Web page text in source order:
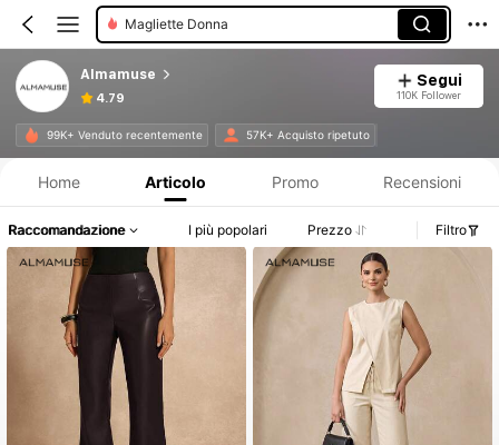
Camicette E Camicie Da Donna
Abbigliamento Donna A Due Pezzi
Body Da Donna
Trench Da Donna
Leggings Da Donna
Almamuse
4.79
Segui
110K Follower
99K+ Venduto recentemente 57K+ Acquisto ripetuto
Home Articolo Promo Recensioni
Raccomandazione I più popolari Prezzo Filtro